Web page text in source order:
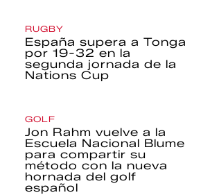
RUGBY
España supera a Tonga
por 19-32 en la
segunda jornada de la
Nations Cup
GOLF
Jon Rahm vuelve a la
Escuela Nacional Blume
para compartir su
método con la nueva
hornada del golf
español